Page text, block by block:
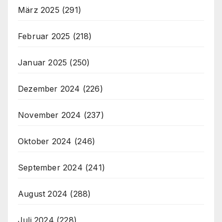
März 2025 (291)
Februar 2025 (218)
Januar 2025 (250)
Dezember 2024 (226)
November 2024 (237)
Oktober 2024 (246)
September 2024 (241)
August 2024 (288)
Juli 2024 (228)